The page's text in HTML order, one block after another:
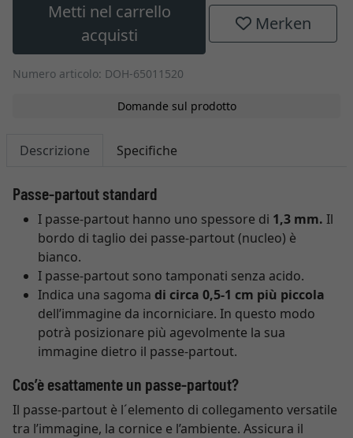
Metti nel carrello
acquisti
Merken
Numero articolo: DOH-65011520
Domande sul prodotto
Descrizione Specifiche
Passe-partout standard
I passe-partout hanno uno spessore di 1,3 mm. Il
bordo di taglio dei passe-partout (nucleo) è
bianco.
I passe-partout sono tamponati senza acido.
Indica una sagoma di circa 0,5-1 cm più piccola
dell’immagine da incorniciare. In questo modo
potrà posizionare più agevolmente la sua
immagine dietro il passe-partout.
Cos’è esattamente un passe-partout?
Il passe-partout è l´elemento di collegamento versatile
tra l’immagine, la cornice e l’ambiente. Assicura il